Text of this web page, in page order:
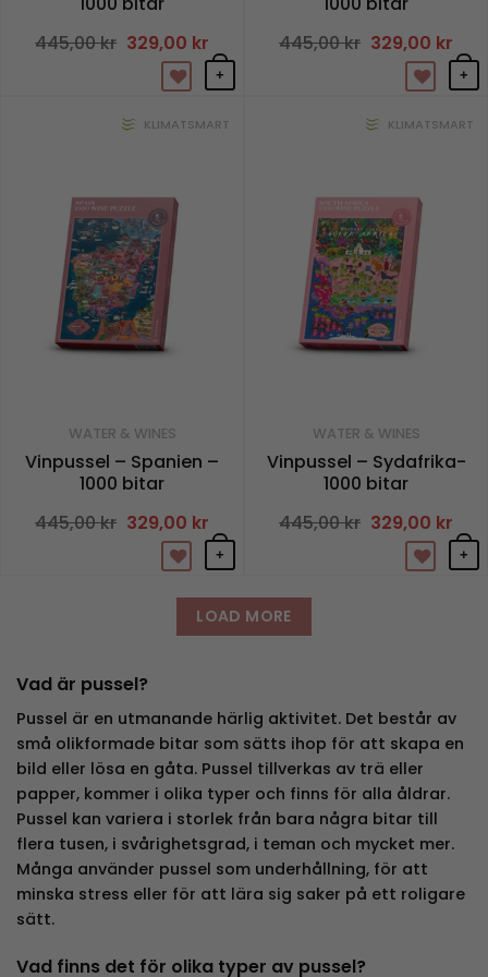
445,00kr Det
ursprungliga
priset
445,00 kr.
329,00 krDet
nuvarande
priset
är:
329,00 kr.
+
445,00kr Det
ursprungliga
priset
445,00 kr.
329,00 krDet
är:
+
KLIMATSMART
WATER & WINES
Vinpussel – Spanien –
1000 bitar
445,00kr Det
ursprungliga
priset
445,00 kr.
329,00 krDet
nuvarande
priset
är:
329,00 kr.
+
KLIMATSMART
WATER & WINES
Vinpussel – Sydafrika-
1000 bitar
445,00kr Det
ursprungliga
priset
445,00 kr.
329,00 krDet
är:
+
LOAD MORE
Vad är pussel?
Pussel är en utmanande härlig aktivitet. Det består av
små olikformade bitar som sätts ihop för att skapa en
bild eller lösa en gåta. Pussel tillverkas av trä eller
papper, kommer i olika typer och finns för alla åldrar.
Pussel kan variera i storlek från bara några bitar till
flera tusen, i svårighetsgrad, i teman och mycket mer.
Många använder pussel som underhållning, för att
minska stress eller för att lära sig saker på ett roligare
sätt.
Vad finns det för olika typer av pussel?